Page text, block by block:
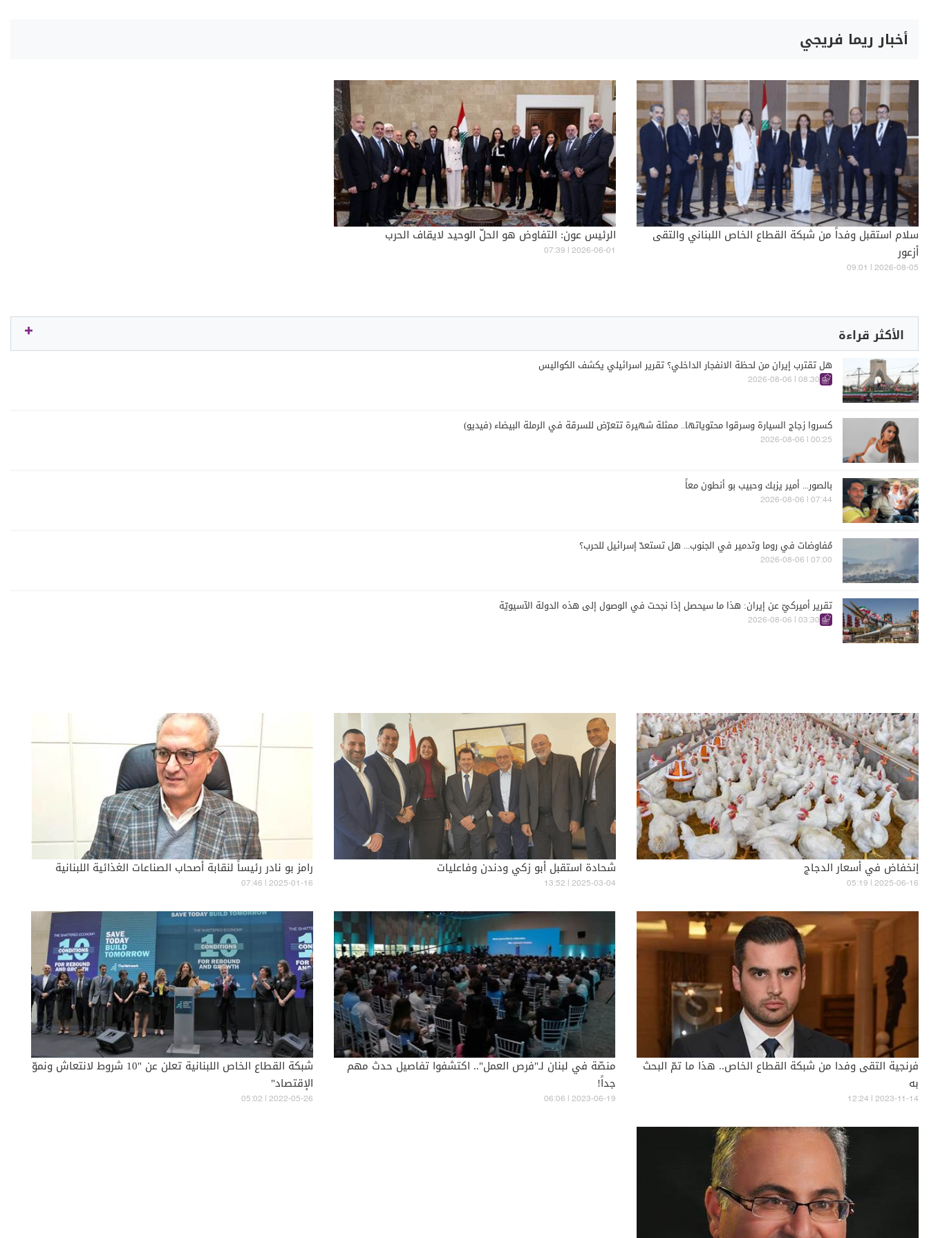
أخبار ريما فريجي
سلام استقبل وفداً من شبكة القطاع الخاص اللبناني والتقى
أزعور
09:01 | 2026-08-05
الرئيس عون: التفاوض هو الحلّ الوحيد لايقاف الحرب
07:39 | 2026-06-01
الأكثر قراءة
هل تقترب إيران من لحظة الانفجار الداخلي؟ تقرير اسرائيلي يكشف الكواليس
08:30 | 2026-08-06
كسروا زجاج السيارة وسرقوا محتوياتها.. ممثلة شهيرة تتعرّض للسرقة في الرملة البيضاء (فيديو)
00:25 | 2026-08-06
بالصور... أمير يزبك وحبيب بو أنطون معاً
07:44 | 2026-08-06
مُفاوضات في روما وتدمير في الجنوب... هل تستعدّ إسرائيل للحرب؟
07:00 | 2026-08-06
تقرير أميركيّ عن إيران: هذا ما سيحصل إذا نجحت في الوصول إلى هذه الدولة الآسيويّة
03:30 | 2026-08-06
إنخفاض في أسعار الدجاج
05:19 | 2025-06-16
شحادة استقبل أبو زكي ودندن وفاعليات
13:52 | 2025-03-04
رامز بو نادر رئيساً لنقابة أصحاب الصناعات الغذائية اللبنانية
07:46 | 2025-01-16
فرنجية التقى وفدا من شبكة القطاع الخاص.. هذا ما تمّ البحث
به
12:24 | 2023-11-14
منصّة في لبنان لـ"فرص العمل".. اكتشفوا تفاصيل حدث مهم
جداً!
06:06 | 2023-06-19
شبكة القطاع الخاص اللبنانية تعلن عن "10 شروط لانتعاش ونموّ
الإقتصاد"
05:02 | 2022-05-26